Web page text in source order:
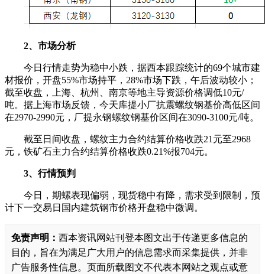
2、市场分析
今日行情走势为稳中小跌，据西本跟踪统计的69个城市建
材报价，开盘55%市场持平，28%市场下跌，午后波动较小；
截至收盘，上海、杭州、南京等地主导资源价格调低10元/
吨。据上海市场反馈，今天库提小厂抗震螺纹钢基价高低区间
在2970-2990元，厂提永钢螺纹钢基价区间在3090-3100元/吨。
截至日间收盘，螺纹主力合约结算价格收跌21元至2968
元，铁矿石主力合约结算价格收跌0.21%报704元。
3、行情预判
今日，期螺表现偏弱，现货稳中有降，需求受到限制，预
计下一交易日国内建筑钢市价格开盘稳中微调。
免责声明： 西本资讯网站刊登本图文出于传递更多信息的
目的，旨在为满足广大用户的信息需求而采集提供，并非
广告服务性信息。页面所载图文不代表本网站之观点或意